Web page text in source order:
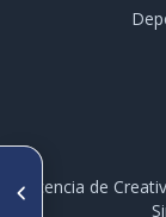
ARTÍCULO
Juicio Crítico al
Ricardo
licencia de